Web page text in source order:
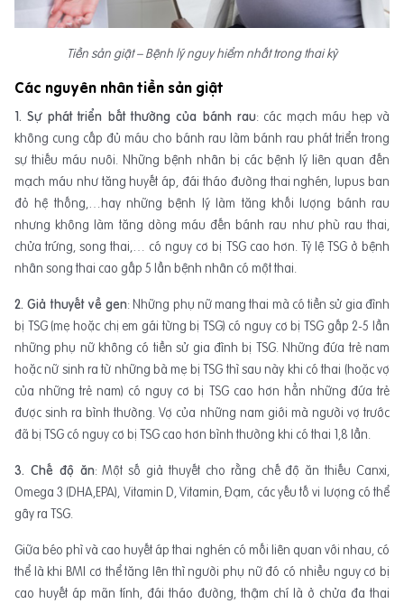
Tiền sản giật – Bệnh lý nguy hiểm nhất trong thai kỳ
Các nguyên nhân tiền sản giật
1. Sự phát triển bất thường của bánh rau: các mạch máu hẹp và
không cung cấp đủ máu cho bánh rau làm bánh rau phát triển trong
sự thiếu máu nuôi. Những bệnh nhân bị các bệnh lý liên quan đến
mạch máu như tăng huyết áp, đái tháo đường thai nghén, lupus ban
đỏ hệ thống,…hay những bệnh lý làm tăng khối lượng bánh rau
nhưng không làm tăng dòng máu đến bánh rau như phù rau thai,
chửa trứng, song thai,… có nguy cơ bị TSG cao hơn. Tỷ lệ TSG ở bệnh
nhân song thai cao gấp 5 lần bệnh nhân có một thai.
2. Giả thuyết về gen: Những phụ nữ mang thai mà có tiền sử gia đình
bị TSG (mẹ hoặc chị em gái từng bị TSG) có nguy cơ bị TSG gấp 2-5 lần
những phụ nữ không có tiền sử gia đình bị TSG. Những đứa trẻ nam
hoặc nữ sinh ra từ những bà mẹ bị TSG thì sau này khi có thai (hoặc vợ
của những trẻ nam) có nguy cơ bị TSG cao hơn hẳn những đứa trẻ
được sinh ra bình thường. Vợ của những nam giới mà người vợ trước
đã bị TSG có nguy cơ bị TSG cao hơn bình thường khi có thai 1,8 lần.
3. Chế độ ăn: Một số giả thuyết cho rằng chế độ ăn thiếu Canxi,
Omega 3 (DHA,EPA), Vitamin D, Vitamin, Đạm, các yếu tố vi lượng có thể
gây ra TSG.
Giữa béo phì và cao huyết áp thai nghén có mối liên quan với nhau, có
thể là khi BMI cơ thể tăng lên thì người phụ nữ đó có nhiều nguy cơ bị
cao huyết áp mãn tính, đái tháo đường, thậm chí là ở chửa đa thai